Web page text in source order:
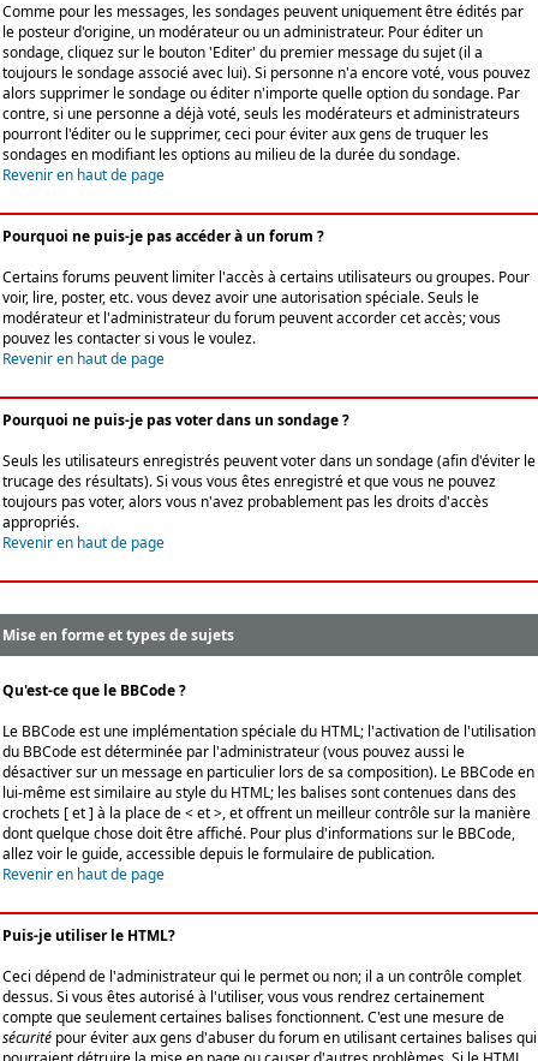
Comme pour les messages, les sondages peuvent uniquement être édités par
le posteur d'origine, un modérateur ou un administrateur. Pour éditer un
sondage, cliquez sur le bouton 'Editer' du premier message du sujet (il a
toujours le sondage associé avec lui). Si personne n'a encore voté, vous pouvez
alors supprimer le sondage ou éditer n'importe quelle option du sondage. Par
contre, si une personne a déjà voté, seuls les modérateurs et administrateurs
pourront l'éditer ou le supprimer, ceci pour éviter aux gens de truquer les
sondages en modifiant les options au milieu de la durée du sondage.
Revenir en haut de page
Pourquoi ne puis-je pas accéder à un forum ?
Certains forums peuvent limiter l'accès à certains utilisateurs ou groupes. Pour
voir, lire, poster, etc. vous devez avoir une autorisation spéciale. Seuls le
modérateur et l'administrateur du forum peuvent accorder cet accès; vous
pouvez les contacter si vous le voulez.
Revenir en haut de page
Pourquoi ne puis-je pas voter dans un sondage ?
Seuls les utilisateurs enregistrés peuvent voter dans un sondage (afin d'éviter le
trucage des résultats). Si vous vous êtes enregistré et que vous ne pouvez
toujours pas voter, alors vous n'avez probablement pas les droits d'accès
appropriés.
Revenir en haut de page
Mise en forme et types de sujets
Qu'est-ce que le BBCode ?
Le BBCode est une implémentation spéciale du HTML; l'activation de l'utilisation
du BBCode est déterminée par l'administrateur (vous pouvez aussi le
désactiver sur un message en particulier lors de sa composition). Le BBCode en
lui-même est similaire au style du HTML; les balises sont contenues dans des
crochets [ et ] à la place de < et >, et offrent un meilleur contrôle sur la manière
dont quelque chose doit être affiché. Pour plus d'informations sur le BBCode,
allez voir le guide, accessible depuis le formulaire de publication.
Revenir en haut de page
Puis-je utiliser le HTML?
Ceci dépend de l'administrateur qui le permet ou non; il a un contrôle complet
dessus. Si vous êtes autorisé à l'utiliser, vous vous rendrez certainement
compte que seulement certaines balises fonctionnent. C'est une mesure de
sécurité pour éviter aux gens d'abuser du forum en utilisant certaines balises qui